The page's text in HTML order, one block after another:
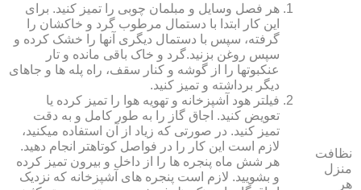
نظافت
منزل
هر
هر فصل وسایل و مبلمان چوبی را تمیز کنید. برای
این کار ابتدا با دستمال مرطوب گرد و خاک‏شان را
گرفته، سپس با دستمال دیگری آنها را خشک کرده و
سپس روغن بزنید.گرد و خاک باقی مانده و تار
عنکبوت‏ها را از گوشه و کنار سقف، راه پله‏ ها و جاهای
دیگر برداشته و تمیز کنید.
فیلتر هود آشپزخانه و تهویه هوا را تمیز کرده یا
تعویض کنید. اجاق گاز را به طور کامل و به دقت
تمیز کنید. در صورتی که زیاد از آن استفاده می‏کنید،
لازم است این کار را در فواصل کوتاه‏تر انجام دهید.
هر شش ماه پنجره‏ ها را از داخل و بیرون تمیز کرده
و بشویید. لازم است پنجره‏ های آشپزخانه که نزدیک